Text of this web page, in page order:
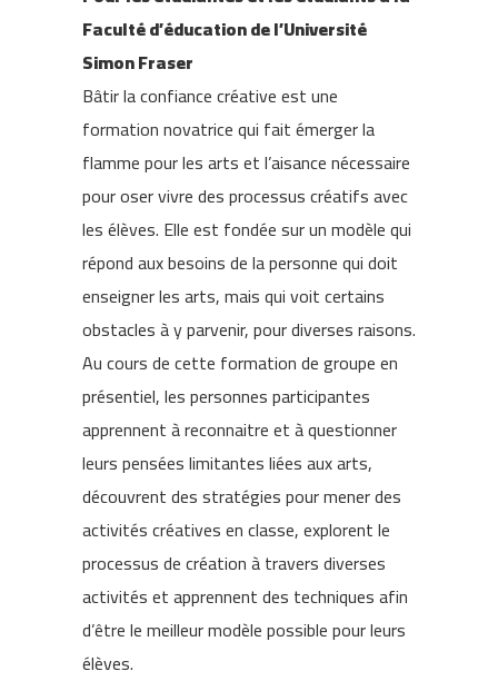
Faculté d’éducation de l’Université
Simon Fraser
Bâtir la confiance créative est une
formation novatrice qui fait émerger la
flamme pour les arts et l’aisance nécessaire
pour oser vivre des processus créatifs avec
les élèves. Elle est fondée sur un modèle qui
répond aux besoins de la personne qui doit
enseigner les arts, mais qui voit certains
obstacles à y parvenir, pour diverses raisons.
Au cours de cette formation de groupe en
présentiel, les personnes participantes
apprennent à reconnaitre et à questionner
leurs pensées limitantes liées aux arts,
découvrent des stratégies pour mener des
activités créatives en classe, explorent le
processus de création à travers diverses
activités et apprennent des techniques afin
d’être le meilleur modèle possible pour leurs
élèves.